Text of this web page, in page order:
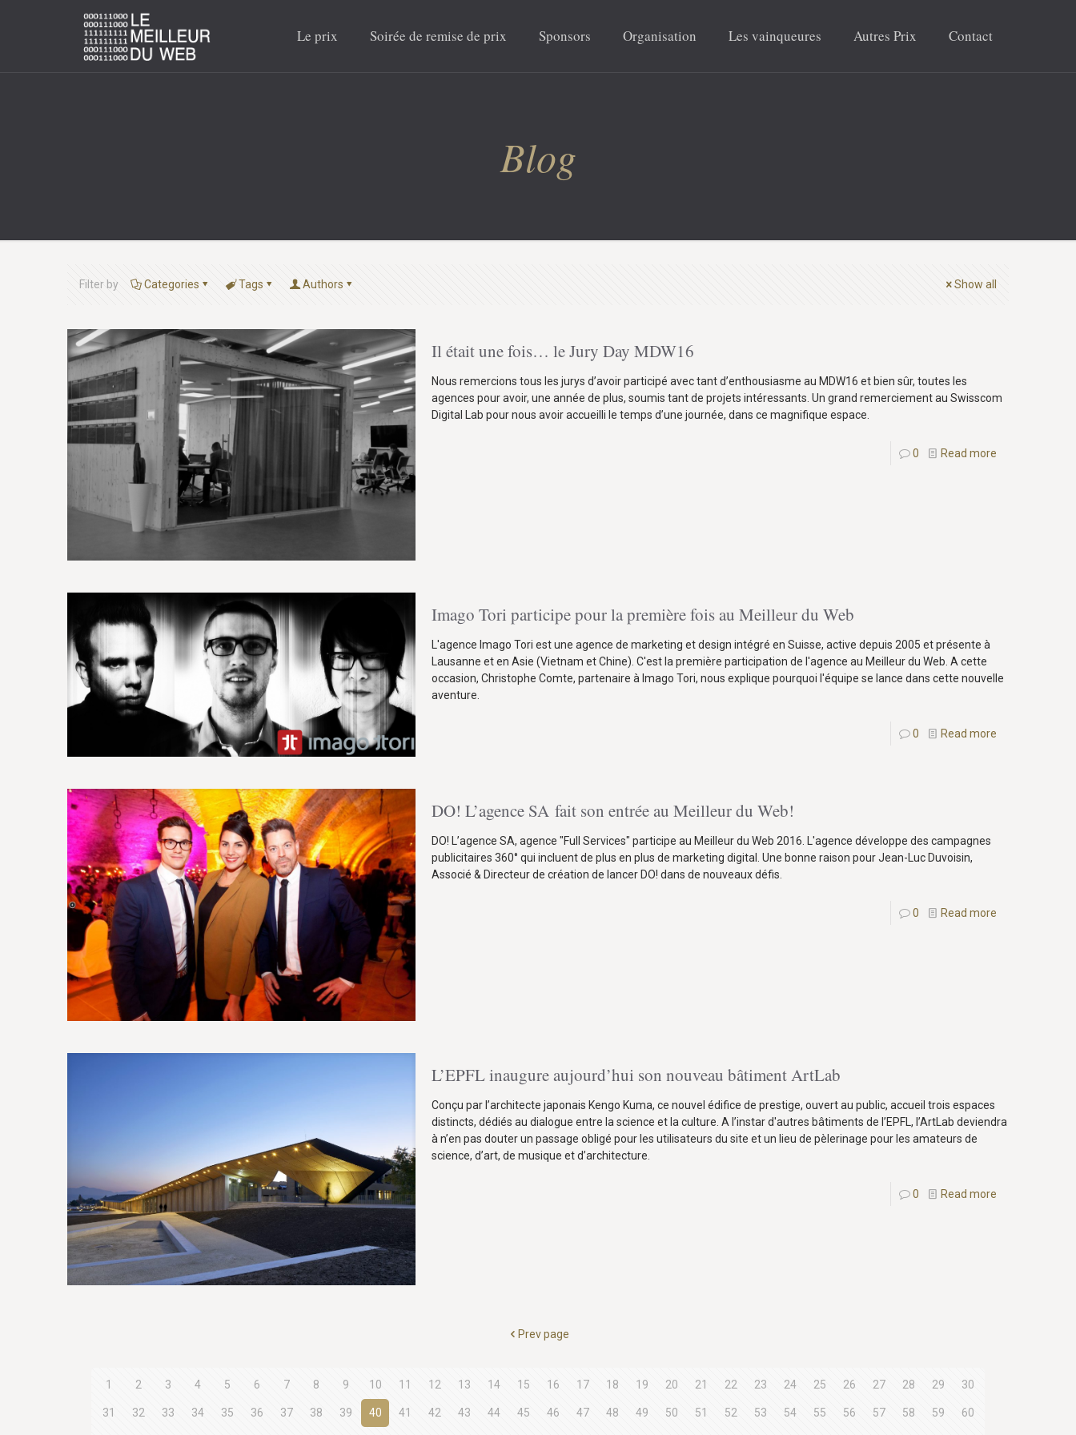
Le prix Soirée de remise de prix Sponsors Organisation Les vainqueures Autres Prix Contact
Blog
Filter by Categories Tags Authors Show all
Il était une fois… le Jury Day MDW16
Nous remercions tous les jurys d’avoir participé avec tant d’enthousiasme au MDW16 et bien sûr, toutes les
agences pour avoir, une année de plus, soumis tant de projets intéressants. Un grand remerciement au Swisscom
Digital Lab pour nous avoir accueilli le temps d’une journée, dans ce magnifique espace.
0 Read more
Imago Tori participe pour la première fois au Meilleur du Web
L'agence Imago Tori est une agence de marketing et design intégré en Suisse, active depuis 2005 et présente à
Lausanne et en Asie (Vietnam et Chine). C'est la première participation de l'agence au Meilleur du Web. A cette
occasion, Christophe Comte, partenaire à Imago Tori, nous explique pourquoi l'équipe se lance dans cette nouvelle
aventure.
0 Read more
DO! L’agence SA fait son entrée au Meilleur du Web!
DO! L’agence SA, agence "Full Services" participe au Meilleur du Web 2016. L'agence développe des campagnes
publicitaires 360° qui incluent de plus en plus de marketing digital. Une bonne raison pour Jean-Luc Duvoisin,
Associé & Directeur de création de lancer DO! dans de nouveaux défis.
0 Read more
L’EPFL inaugure aujourd’hui son nouveau bâtiment ArtLab
Conçu par l’architecte japonais Kengo Kuma, ce nouvel édifice de prestige, ouvert au public, accueil trois espaces
distincts, dédiés au dialogue entre la science et la culture. A l’instar d'autres bâtiments de l’EPFL, l’ArtLab deviendra
à n’en pas douter un passage obligé pour les utilisateurs du site et un lieu de pèlerinage pour les amateurs de
science, d’art, de musique et d’architecture.
0 Read more
Prev page
1 2 3 4 5 6 7 8 9 10 11 12 13 14 15 16 17 18 19 20 21 22 23 24 25 26 27 28 29 30
31 32 33 34 35 36 37 38 39 40 41 42 43 44 45 46 47 48 49 50 51 52 53 54 55 56 57 58 59 60